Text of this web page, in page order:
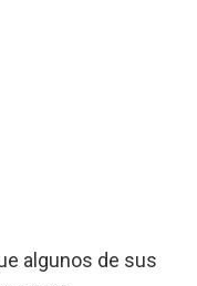
algunos de sus